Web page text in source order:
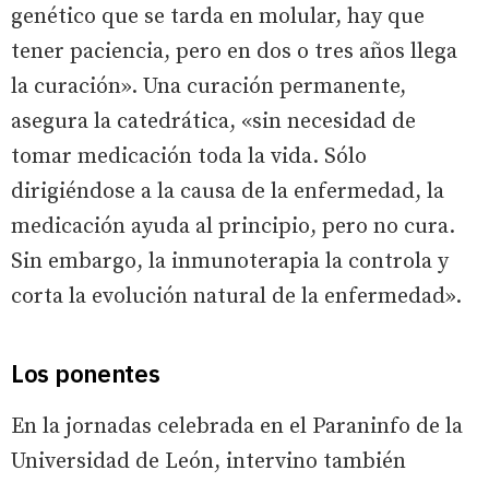
genético que se tarda en molular, hay que
tener paciencia, pero en dos o tres años llega
la curación». Una curación permanente,
asegura la catedrática, «sin necesidad de
tomar medicación toda la vida. Sólo
dirigiéndose a la causa de la enfermedad, la
medicación ayuda al principio, pero no cura.
Sin embargo, la inmunoterapia la controla y
corta la evolución natural de la enfermedad».
Los ponentes
En la jornadas celebrada en el Paraninfo de la
Universidad de León, intervino también